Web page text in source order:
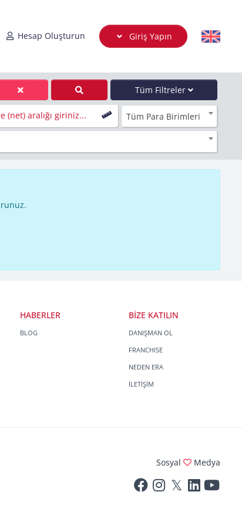
Hesap Oluşturun Giriş Yapın
Tüm Filtreler
(net) aralığı giriniz... Tüm Para Birimleri
HABERLER
BLOG
BİZE KATILIN
DANIŞMAN OL
FRANCHISE
NEDEN ERA
İLETİŞİM
Sosyal Medya